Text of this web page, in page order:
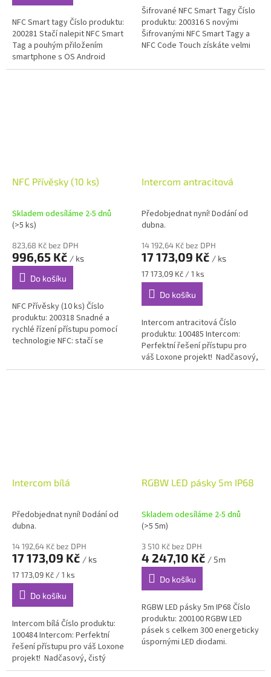
NFC Smart tagy Číslo produktu:
200281 Stačí nalepit NFC Smart
Tag a pouhým přiložením
smartphone s OS Android
aktivovat vybranou funkci. Lze
Šifrované NFC Smart Tagy Číslo
produktu: 200316 S novými
Šifrovanými NFC Smart Tagy a
NFC Code Touch získáte velmi
přístupový systém.
NFC Přívěsky (10 ks)
Skladem odesíláme 2-5 dnů
(>5 ks)
823,68 Kč bez DPH
996,65 Kč / ks
Do košíku
NFC Přívěsky (10 ks) Číslo
produktu: 200318 Snadné a
rychlé řízení přístupu pomocí
technologie NFC: stačí se
Intercom antracitová
Předobjednat nyní! Dodání od
dubna.
14 192,64 Kč bez DPH
17 173,09 Kč / ks
Měrná
cena:
17 173,09 Kč / 1 ks
Do košíku
Intercom antracitová Číslo
produktu: 100485 Intercom:
Perfektní řešení přístupu pro
váš Loxone projekt! Nadčasový,
čistý design se skleněným
Intercom bílá
Předobjednat nyní! Dodání od
dubna.
14 192,64 Kč bez DPH
17 173,09 Kč / ks
Měrná
cena:
17 173,09 Kč / 1 ks
Do košíku
Intercom bílá Číslo produktu:
100484 Intercom: Perfektní
řešení přístupu pro váš Loxone
projekt! Nadčasový, čistý
design se skleněným povrchem
RGBW LED pásky 5m IP68
Skladem odesíláme 2-5 dnů
(>5 5m)
3 510 Kč bez DPH
4 247,10 Kč / 5m
Do košíku
RGBW LED pásky 5m IP68 Číslo
produktu: 200100 RGBW LED
pásek s celkem 300 energeticky
úspornými LED diodami.